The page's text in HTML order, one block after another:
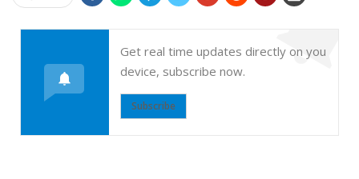
Get real time updates directly on you
device, subscribe now.
Subscribe